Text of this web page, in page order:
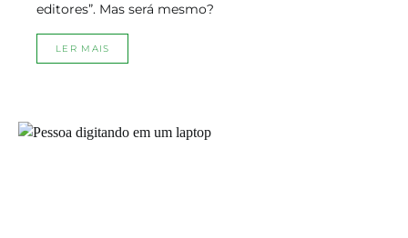
editores”. Mas será mesmo?
LER MAIS